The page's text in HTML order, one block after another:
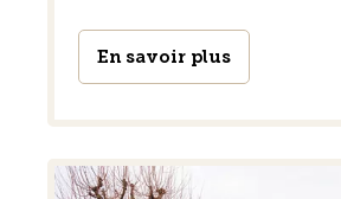
En savoir plus